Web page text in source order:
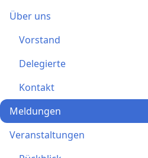
Über uns
Vorstand
Delegierte
Kontakt
Meldungen
Veranstaltungen